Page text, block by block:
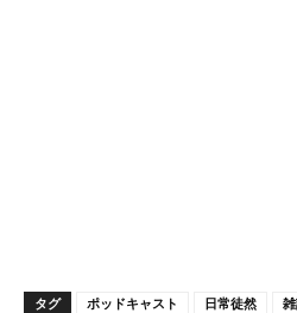
タグ ポッドキャスト 日常徒然